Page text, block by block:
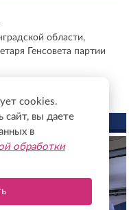
области,
Генсовета партии
cookies.
сайт, вы даете
в
обработки